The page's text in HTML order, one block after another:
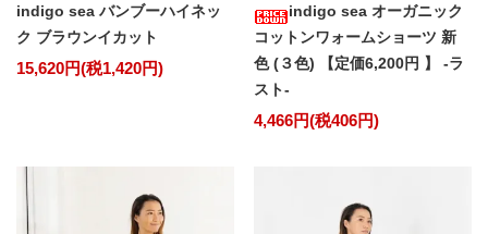
indigo sea バンブーハイネッ
ク ブラウンイカット
15,620円(税1,420円)
indigo sea オーガニック
コットンワォームショーツ 新
色 (３色) 【定価6,200円 】 -ラ
スト-
4,466円(税406円)